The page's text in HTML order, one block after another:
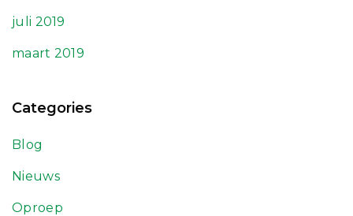
juli 2019
maart 2019
Categories
Blog
Nieuws
Oproep